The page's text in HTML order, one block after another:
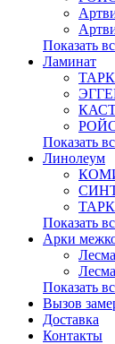
Показать
Ламинат
Показать
Линолеум
Показать
Арки
Показать
Вызов
Доставка
Контакты